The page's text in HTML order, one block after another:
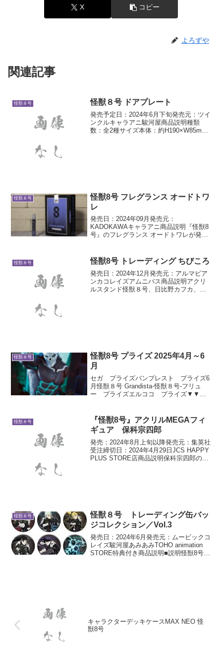
X コピー
よろずや
関連記事
怪獣８号 怪獣８号 ドアプレート
発売予定日：2024年6月下旬発売元：ツイ
ンクルキャラアニ駿河屋商品説明種類
数：全2種サイズ本体：約H190×W85mm
怪獣８号
怪獣8号 フレグランス オードトワ
レ
発売日：2024年09月発売元：
KADOKAWAキャラアニ商品説明『怪獣8
号』のフレグランス オードトワレが発売
野カフカ、市川レノ、四ノ宮キコル、亜
白ミナ、保科宗四郎・...
怪獣８号 怪獣8号 トレーディング ちびころ
発売日：2024年12月発売元：アルマビア
ンカコレイズアムニバス商品説明アクリ
ルスタンド怪獣８号、日比野カフカ、市
怪獣８号
怪獣8号 プライズ 2025年4月～6
月
セガ プライズバンプレスト プライズ6
月怪獣８号 Grandista-怪獣８号-フリュ
ー プライズエルココ プライズ▼▼▼
Grandista-怪獣８号-2025年6月1...
怪獣８号
『怪獣8号』アクリルMEGAフィ
ギュア 保科宗四郎
発売：2024年8月上旬以降発売元：集英社
受注締切日：2024年4月29日JCS HAPPY
PLUS STORE店商品説明保科宗四郎のア
怪獣８号
怪獣８号 トレーディング缶バッ
ジコレクション／Vol.3
発売日：2024年6月発売元：ムービックコ
レイズ駿河屋あみあみTOHO animation
STORE特典付き商品説明■説明怪獣8号よ
キャラクターデッキケースMAX NEO 怪
獣8号